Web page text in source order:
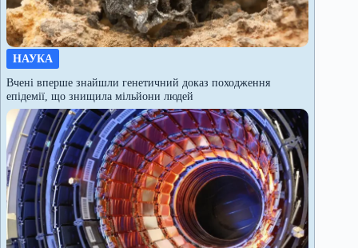
НАУКА
Вчені вперше знайшли генетичний доказ походження
епідемії, що знищила мільйони людей